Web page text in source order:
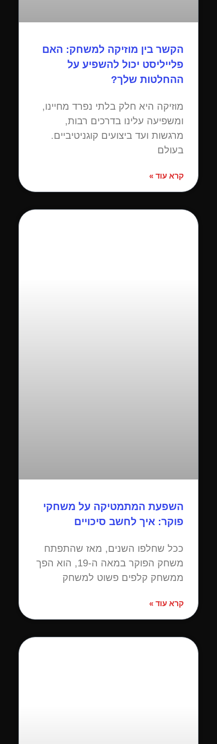
הקשר בין מוזיקה למשחק: האם
פלייליסט יכול להשפיע על
ההחלטות שלך?
מוזיקה היא חלק בלתי נפרד מחיינו,
ומשפיעה עלינו בדרכים רבות,
מרגשות ועד ביצועים קוגניטיביים.
בעולם
קרא עוד »
השפעת המתמטיקה על משחקי
פוקר: איך לחשב סיכויים
ככל שחלפו השנים, מאז שהתפתח
משחק הפוקר במאה ה-19, הוא הפך
ממשחק קלפים פשוט למשחק
קרא עוד »